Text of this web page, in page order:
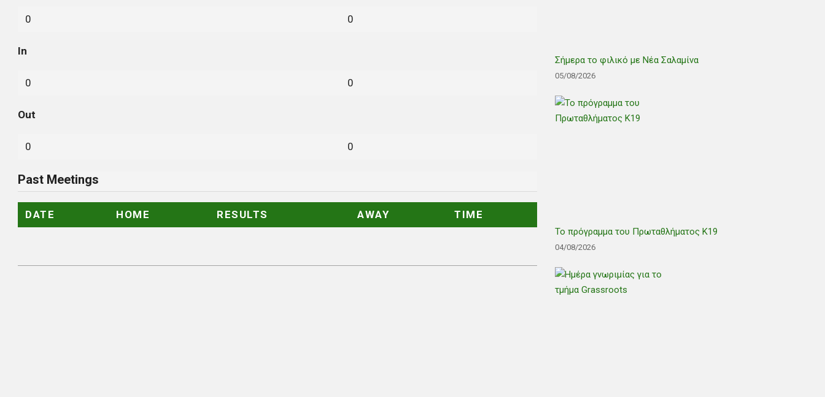
0 0
In
0 0
Out
0 0
Past Meetings
DATE HOME RESULTS AWAY TIME
Σήμερα το φιλικό με Νέα Σαλαμίνα
05/08/2026
Το πρόγραμμα του Πρωταθλήματος Κ19
04/08/2026